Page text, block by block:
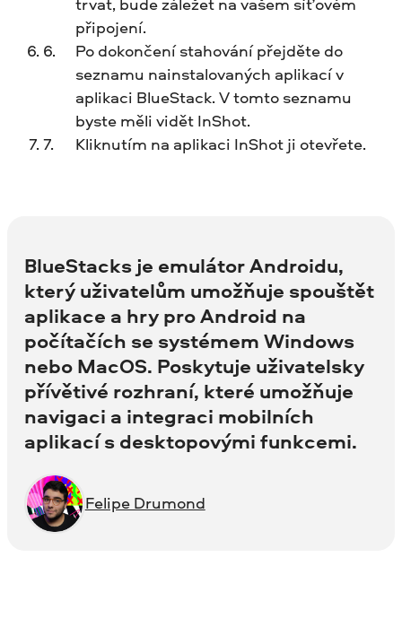
připojení.
Po dokončení stahování přejděte do
seznamu nainstalovaných aplikací v
aplikaci BlueStack. V tomto seznamu
byste měli vidět InShot.
Kliknutím na aplikaci InShot ji otevřete.
BlueStacks je emulátor Androidu,
který uživatelům umožňuje spouštět
aplikace a hry pro Android na
počítačích se systémem Windows
nebo MacOS. Poskytuje uživatelsky
přívětivé rozhraní, které umožňuje
navigaci a integraci mobilních
aplikací s desktopovými funkcemi.
Felipe Drumond